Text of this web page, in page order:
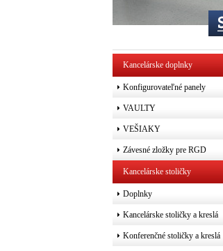
Kancelárske doplnky
Konfigurovateľné panely
VAULTY
VEŠIAKY
Závesné zložky pre RGD
Kancelárske stoličky
Doplnky
Kancelárske stoličky a kreslá
Konferenčné stoličky a kreslá